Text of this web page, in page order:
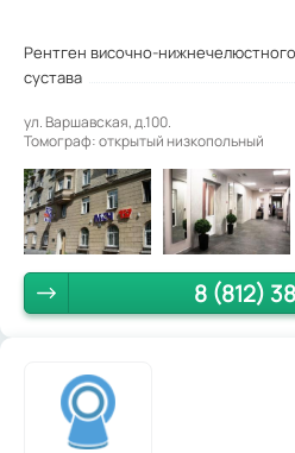
Рентген височно-нижнечелюстного
сустава
ул. Варшавская, д.100.
Томограф: открытый низкопольный
8 (812)